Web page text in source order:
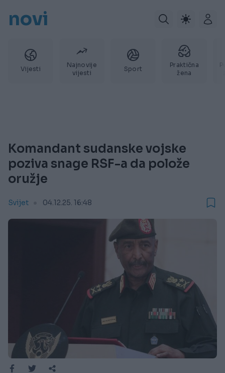
novi
Vijesti
Najnovije
vijesti
Sport
Praktična
žena
Komandant sudanske vojske
poziva snage RSF-a da polože
oružje
Svijet 04.12.25. 16:48